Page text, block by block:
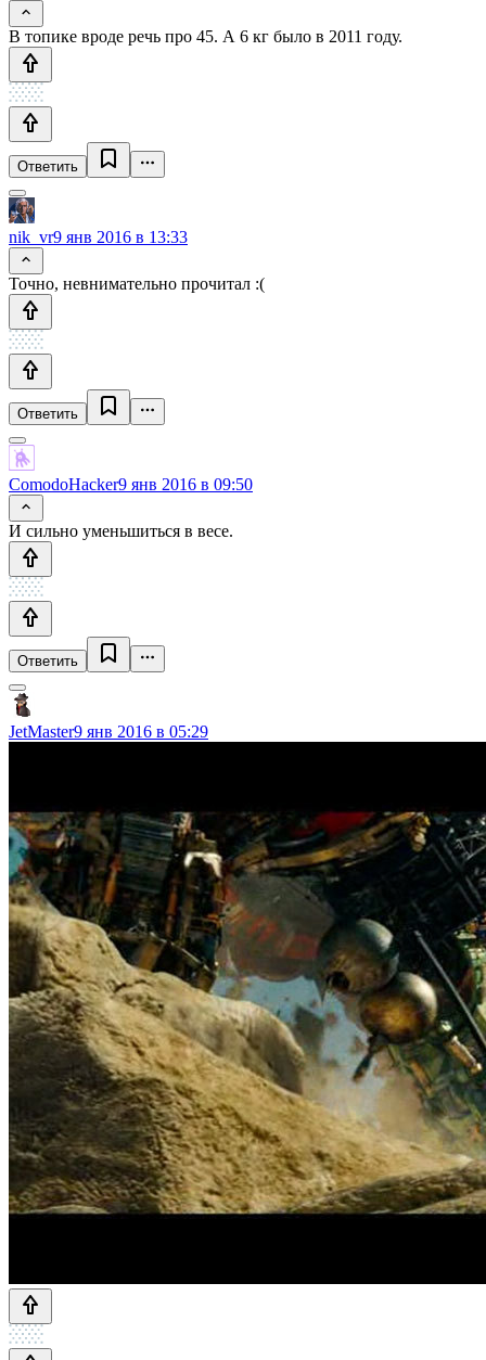
В топике вроде речь про 45. А 6 кг было в 2011 году.
Ответить
nik_vr9 янв 2016 в 13:33
Точно, невнимательно прочитал :(
Ответить
ComodoHacker9 янв 2016 в 09:50
И сильно уменьшиться в весе.
Ответить
JetMaster9 янв 2016 в 05:29